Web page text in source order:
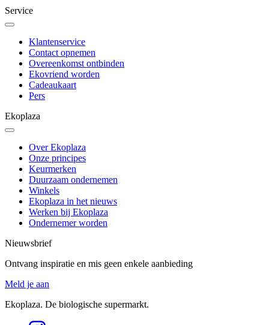
Service
Klantenservice
Contact opnemen
Overeenkomst ontbinden
Ekovriend worden
Cadeaukaart
Pers
Ekoplaza
Over Ekoplaza
Onze principes
Keurmerken
Duurzaam ondernemen
Winkels
Ekoplaza in het nieuws
Werken bij Ekoplaza
Ondernemer worden
Nieuwsbrief
Ontvang inspiratie en mis geen enkele aanbieding
Meld je aan
Ekoplaza. De biologische supermarkt.